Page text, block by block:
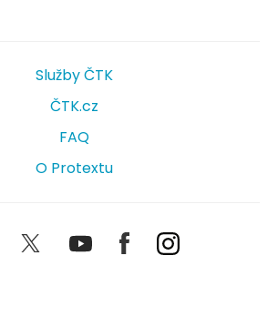
Služby ČTK
ČTK.cz
FAQ
O Protextu
LinkedIn TwitterYoutubeFacebookInstagram